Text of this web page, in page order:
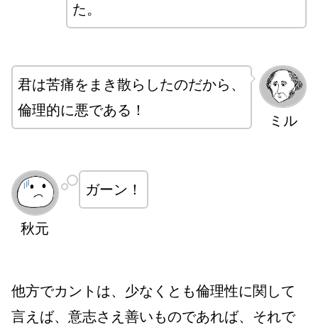
た。
ミル
君は苦痛をまき散らしたのだから、
倫理的に悪である！
秋元
ガーン！
他方でカントは、少なくとも倫理性に関して
言えば、意志さえ善いものであれば、それで